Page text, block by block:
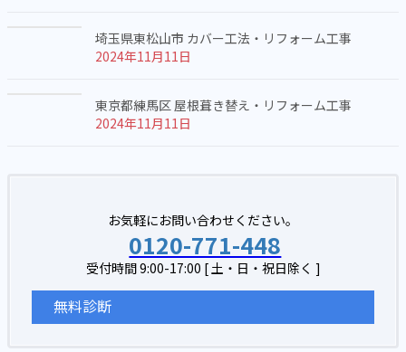
埼玉県東松山市 カバー工法・リフォーム工事
2024年11月11日
東京都練馬区 屋根葺き替え・リフォーム工事
2024年11月11日
お気軽にお問い合わせください。
0120-771-448
受付時間 9:00-17:00 [ 土・日・祝日除く ]
無料診断